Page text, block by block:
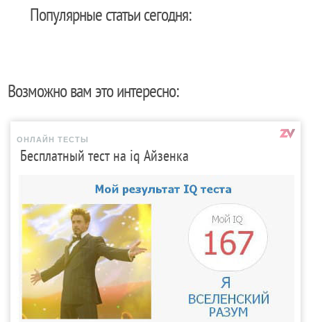
Популярные статьи сегодня:
Возможно вам это интересно:
ОНЛАЙН ТЕСТЫ
Бесплатный тест на iq Айзенка